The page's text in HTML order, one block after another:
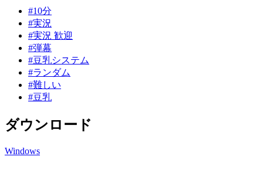
#10分
#実況
#実況 歓迎
#弾幕
#豆乳システム
#ランダム
#難しい
#豆乳
ダウンロード
Windows